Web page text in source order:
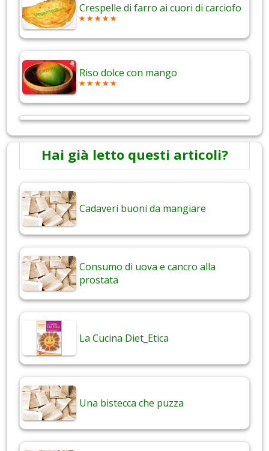
Crespelle di farro ai cuori di carciofo
Riso dolce con mango
Hai già letto questi articoli?
Cadaveri buoni da mangiare
Consumo di uova e cancro alla
prostata
La Cucina Diet_Etica
Una bistecca che puzza